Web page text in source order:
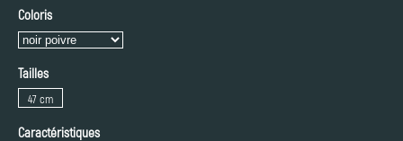
Coloris
Tailles
47 cm
Caractéristiques